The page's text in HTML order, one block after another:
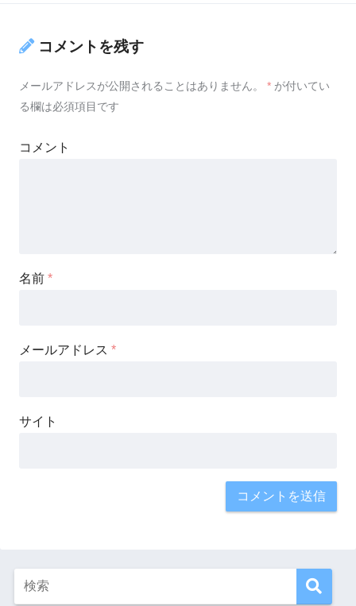
コメントを残す
メールアドレスが公開されることはありません。 * が付いてい
る欄は必須項目です
コメント
名前 *
メールアドレス *
サイト